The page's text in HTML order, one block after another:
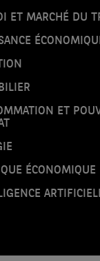
ET MARCHÉ DU
ET
ÉCONOMIQUE